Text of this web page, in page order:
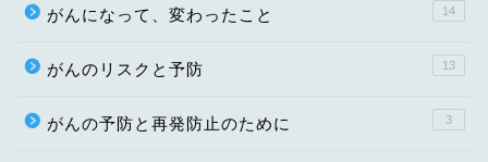
がんになって、変わったこと 14
がんのリスクと予防 13
がんの予防と再発防止のために 3